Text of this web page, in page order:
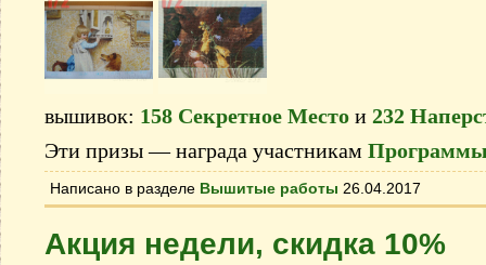
вышивок: 158 Секретное Место и 232
Эти призы — награда участникам
Написано в разделе Вышитые работы 26.04.2017
Акция недели, скидка 10%